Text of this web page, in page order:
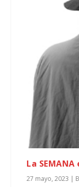
La
27 mayo, 2023 |